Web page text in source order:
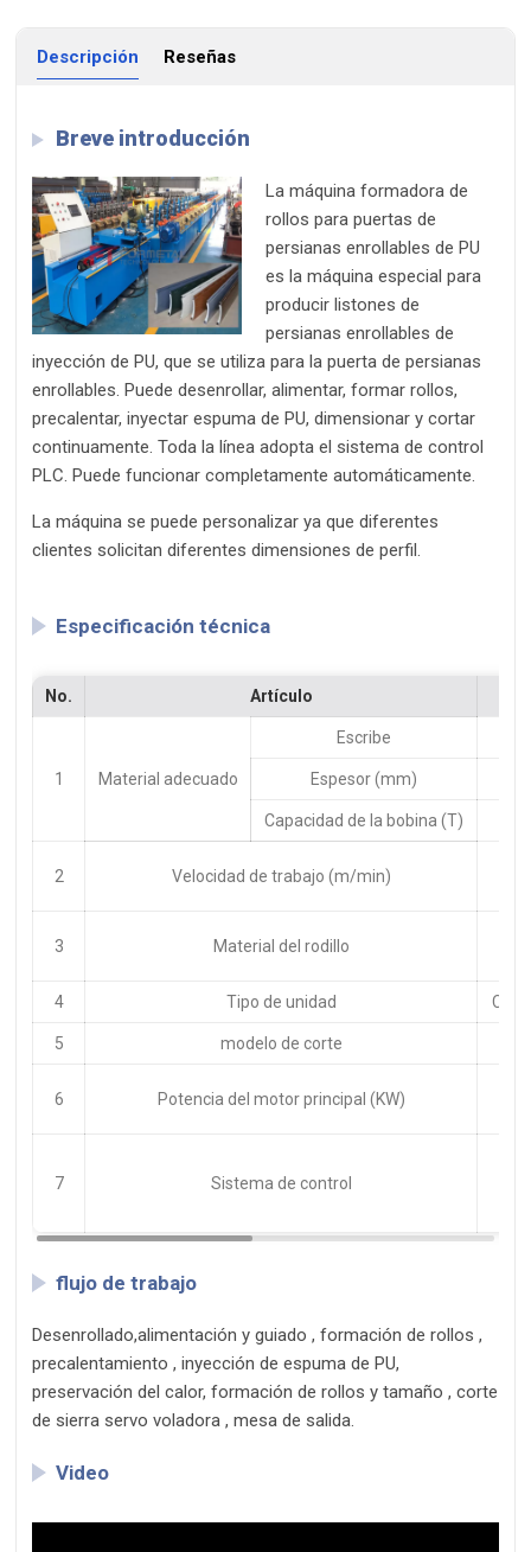
Descripción Reseñas
Breve introducción
La máquina formadora de
rollos para puertas de
persianas enrollables de PU
es la máquina especial para
producir listones de
persianas enrollables de
inyección de PU, que se utiliza para la puerta de persianas
enrollables. Puede desenrollar, alimentar, formar rollos,
precalentar, inyectar espuma de PU, dimensionar y cortar
continuamente. Toda la línea adopta el sistema de control
PLC. Puede funcionar completamente automáticamente.
La máquina se puede personalizar ya que diferentes
clientes solicitan diferentes dimensiones de perfil.
Especificación técnica
No. Artículo
1 Material adecuado
Escribe
Espesor (mm)
Capacidad de la bobina (T)
2 Velocidad de trabajo (m/min)
3 Material del rodillo
4 Tipo de unidad Caja
5 modelo de corte
6 Potencia del motor principal (KW)
7 Sistema de control
flujo de trabajo
Desenrollado,alimentación y guiado , formación de rollos ,
precalentamiento , inyección de espuma de PU,
preservación del calor, formación de rollos y tamaño , corte
de sierra servo voladora , mesa de salida.
Video